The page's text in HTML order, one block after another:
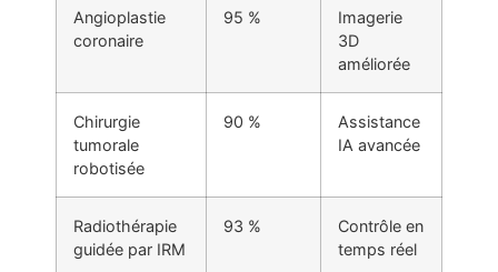
Angioplastie
coronaire
95 %
Imagerie
3D
améliorée
Chirurgie
tumorale
robotisée
90 %
Assistance
IA avancée
Radiothérapie
guidée par IRM
93 %
Contrôle en
temps réel